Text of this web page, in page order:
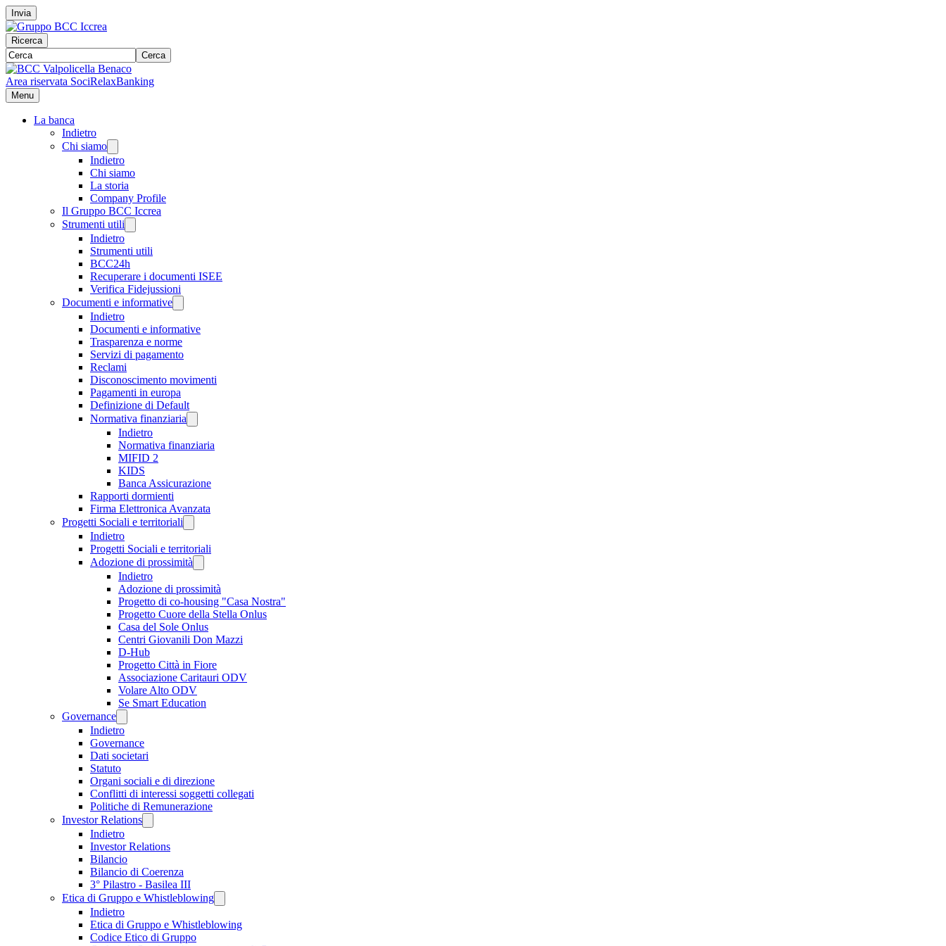
Invia
Ricerca
Cerca
Area riservata SociRelaxBanking
Menu
La banca
Indietro
Chi siamo
Indietro
Chi siamo
La storia
Company Profile
Il Gruppo BCC Iccrea
Strumenti utili
Indietro
Strumenti utili
BCC24h
Recuperare i documenti ISEE
Verifica Fidejussioni
Documenti e informative
Indietro
Documenti e informative
Trasparenza e norme
Servizi di pagamento
Reclami
Disconoscimento movimenti
Pagamenti in europa
Definizione di Default
Normativa finanziaria
Indietro
Normativa finanziaria
MIFID 2
KIDS
Banca Assicurazione
Rapporti dormienti
Firma Elettronica Avanzata
Progetti Sociali e territoriali
Indietro
Progetti Sociali e territoriali
Adozione di prossimità
Indietro
Adozione di prossimità
Progetto di co-housing "Casa Nostra"
Progetto Cuore della Stella Onlus
Casa del Sole Onlus
Centri Giovanili Don Mazzi
D-Hub
Progetto Città in Fiore
Associazione Caritauri ODV
Volare Alto ODV
Se Smart Education
Governance
Indietro
Governance
Dati societari
Statuto
Organi sociali e di direzione
Conflitti di interessi soggetti collegati
Politiche di Remunerazione
Investor Relations
Indietro
Investor Relations
Bilancio
Bilancio di Coerenza
3° Pilastro - Basilea III
Etica di Gruppo e Whistleblowing
Indietro
Etica di Gruppo e Whistleblowing
Codice Etico di Gruppo